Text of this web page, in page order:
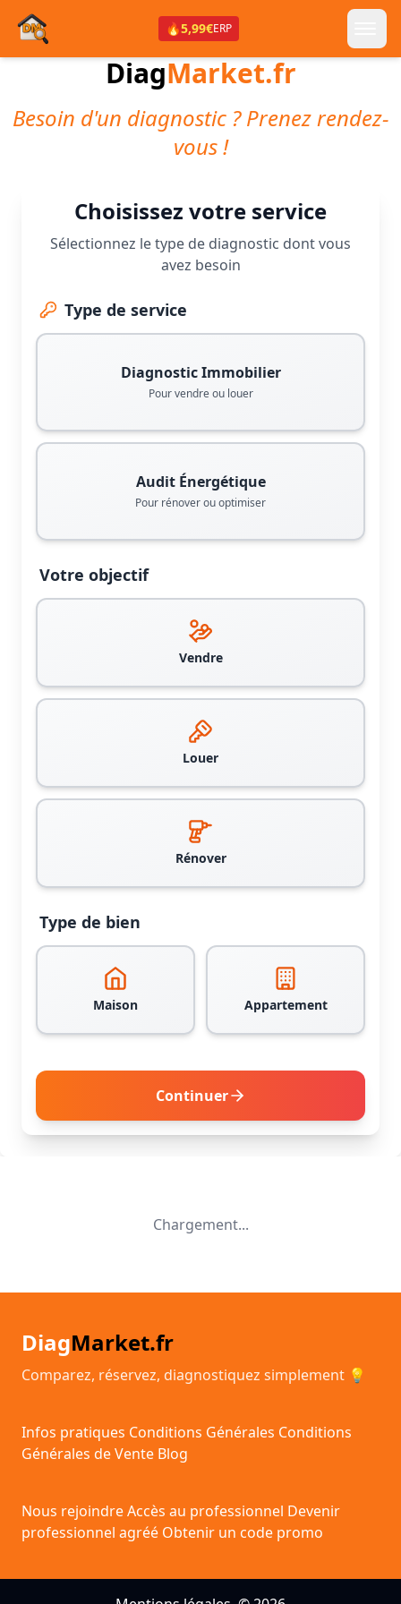
🔥5,99€ERP
DiagMarket.fr
Besoin d'un diagnostic ? Prenez rendez-
vous !
Choisissez votre service
Sélectionnez le type de diagnostic dont vous
avez besoin
Type de service
Diagnostic Immobilier
Pour vendre ou louer
Audit Énergétique
Pour rénover ou optimiser
Votre objectif
Vendre
Louer
Rénover
Type de bien
Maison Appartement
Continuer
Chargement...
DiagMarket.fr
Comparez, réservez, diagnostiquez simplement 💡
Infos pratiques Conditions Générales Conditions
Générales de Vente Blog
Nous rejoindreAccès au professionnel Devenir
professionnel agréé Obtenir un code promo